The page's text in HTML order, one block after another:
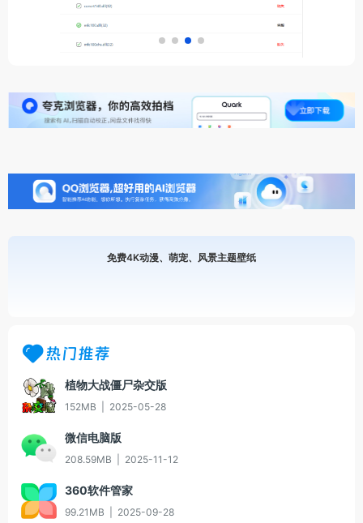
免费4K动漫、萌宠、风景主题壁纸
热门推荐
植物大战僵尸杂交版
152MB 2025-05-28
微信电脑版
208.59MB 2025-11-12
360软件管家
99.21MB 2025-09-28